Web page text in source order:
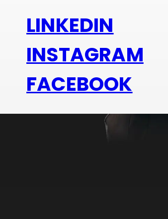
LINKEDIN
INSTAGRAM
FACEBOOK